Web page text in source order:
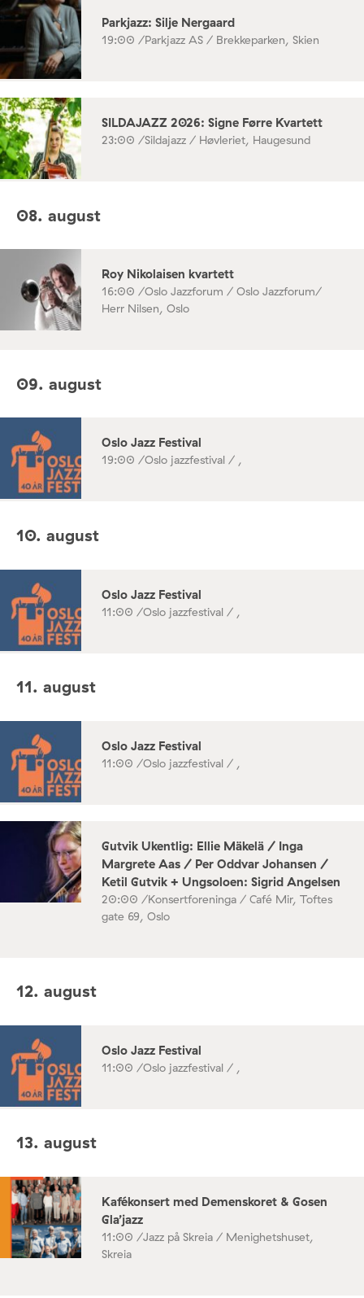
Parkjazz: Silje Nergaard
19:00 /Parkjazz AS / Brekkeparken, Skien
SILDAJAZZ 2026: Signe Førre Kvartett
23:00 /Sildajazz / Høvleriet, Haugesund
08. august
Roy Nikolaisen kvartett
16:00 /Oslo Jazzforum / Oslo Jazzforum/
Herr Nilsen, Oslo
09. august
Oslo Jazz Festival
19:00 /Oslo jazzfestival / ,
10. august
Oslo Jazz Festival
11:00 /Oslo jazzfestival / ,
11. august
Oslo Jazz Festival
11:00 /Oslo jazzfestival / ,
Gutvik Ukentlig: Ellie Mäkelä / Inga
Margrete Aas / Per Oddvar Johansen /
Ketil Gutvik + Ungsoloen: Sigrid Angelsen
20:00 /Konsertforeninga / Café Mir, Toftes
gate 69, Oslo
12. august
Oslo Jazz Festival
11:00 /Oslo jazzfestival / ,
13. august
Kafékonsert med Demenskoret & Gosen
Gla’jazz
11:00 /Jazz på Skreia / Menighetshuset,
Skreia